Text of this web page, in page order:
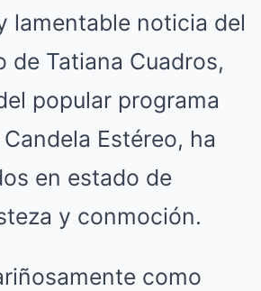
lamentable noticia del
de Tatiana Cuadros,
popular programa
Estéreo, ha
en estado de
y conmoción.
como